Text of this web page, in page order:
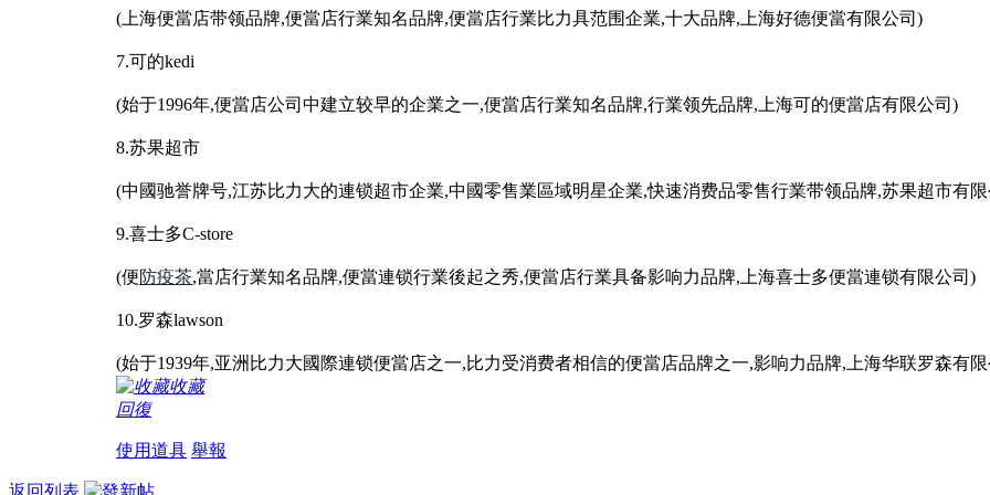
(上海便當店带领品牌,便當店行業知名品牌,便當店行業比力具范围企業,十大品牌,上海好德便當有限公司)
7.可的kedi
(始于1996年,便當店公司中建立较早的企業之一,便當店行業知名品牌,行業领先品牌,上海可的便當店有限公司)
8.苏果超市
(中國驰誉牌号,江苏比力大的連锁超市企業,中國零售業區域明星企業,快速消费品零售行業带领品牌,苏果超市有
9.喜士多C-store
(便防疫茶,當店行業知名品牌,便當連锁行業後起之秀,便當店行業具备影响力品牌,上海喜士多便當連锁有限公司)
10.罗森lawson
(始于1939年,亚洲比力大國際連锁便當店之一,比力受消费者相信的便當店品牌之一,影响力品牌,上海华联罗森有
收藏
回復
使用道具 舉報
返回列表